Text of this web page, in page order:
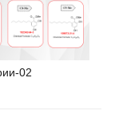
02